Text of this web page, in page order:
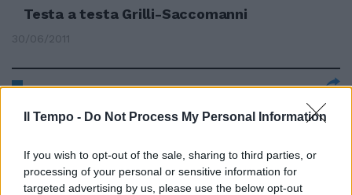
Il Tempo - Do Not Process My Personal Information
If you wish to opt-out of the sale, sharing to third parties, or
processing of your personal or sensitive information for
targeted advertising by us, please use the below opt-out
Testa a testa Grilli-Saccomanni
30/06/2011
La nomina con le regole del dopo
Fazio